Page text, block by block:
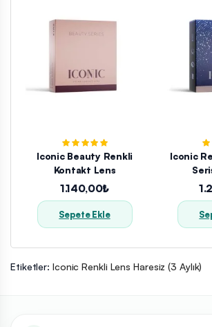
Iconic Beauty Renkli
Kontakt Lens
1.140,00₺
Sepete Ekle
Iconic
Etiketler: Iconic Renkli Lens Haresiz (3 Aylık)